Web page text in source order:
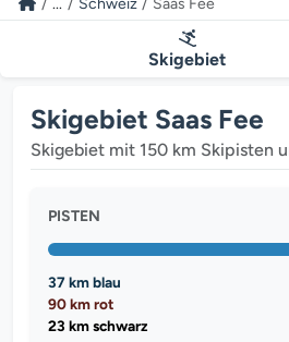
... Schweiz Saas Fee
Skigebiet
Skigebiet Saas Fee
Skigebiet mit 150 km Skipisten
PISTEN
37 km blau
90 km rot
23 km schwarz